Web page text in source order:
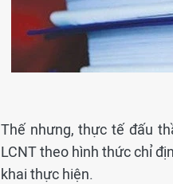
Thế nhưng, thực tế đấu
LCNT theo hình thức chỉ
khai thực hiện.